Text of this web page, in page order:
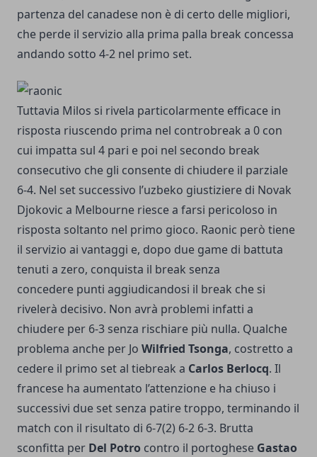
partenza del canadese non è di certo delle migliori,
che perde il servizio alla prima palla break concessa
andando sotto 4-2 nel primo set.
Tuttavia Milos si rivela particolarmente efficace in
risposta riuscendo prima nel controbreak a 0 con
cui impatta sul 4 pari e poi nel secondo break
consecutivo che gli consente di chiudere il parziale
6-4. Nel set successivo l’uzbeko giustiziere di Novak
Djokovic a Melbourne riesce a farsi pericoloso in
risposta soltanto nel primo gioco. Raonic però tiene
il servizio ai vantaggi e, dopo due game di battuta
tenuti a zero, conquista il break senza
concedere punti aggiudicandosi il break che si
rivelerà decisivo. Non avrà problemi infatti a
chiudere per 6-3 senza rischiare più nulla. Qualche
problema anche per Jo Wilfried Tsonga, costretto a
cedere il primo set al tiebreak a Carlos Berlocq. Il
francese ha aumentato l’attenzione e ha chiuso i
successivi due set senza patire troppo, terminando il
match con il risultato di 6-7(2) 6-2 6-3. Brutta
sconfitta per Del Potro contro il portoghese Gastao